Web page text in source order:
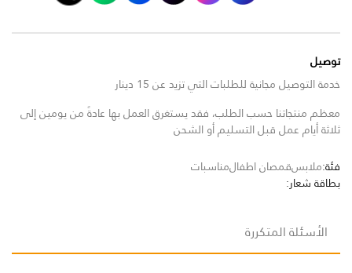
توصيل
خدمة التوصيل مجانية للطلبات التي تزيد عن 15 دينار
معظم منتجاتنا حسب الطلب، فقد يستغرق العمل بها عادةً من يومين إلى
ثلاثة أيام عمل قبل التسليم أو الشحن
فئة:ملابسقمصان اطفالمناسبات
بطاقة شعار:
الأسئلة المتكررة